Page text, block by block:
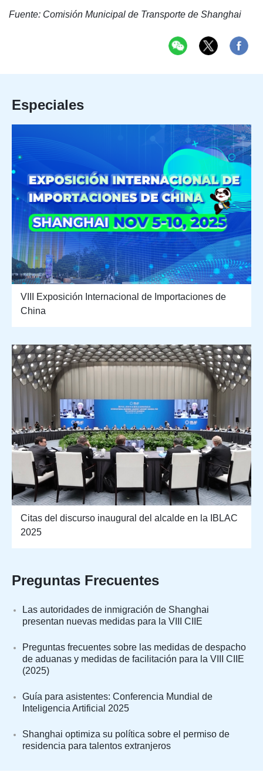
Fuente: Comisión Municipal de Transporte de Shanghai
Especiales
VIII Exposición Internacional de Importaciones de
China
Citas del discurso inaugural del alcalde en la IBLAC
2025
Preguntas Frecuentes
Las autoridades de inmigración de Shanghai
presentan nuevas medidas para la VIII CIIE
Preguntas frecuentes sobre las medidas de despacho
de aduanas y medidas de facilitación para la VIII CIIE
(2025)
Guía para asistentes: Conferencia Mundial de
Inteligencia Artificial 2025
Shanghai optimiza su política sobre el permiso de
residencia para talentos extranjeros